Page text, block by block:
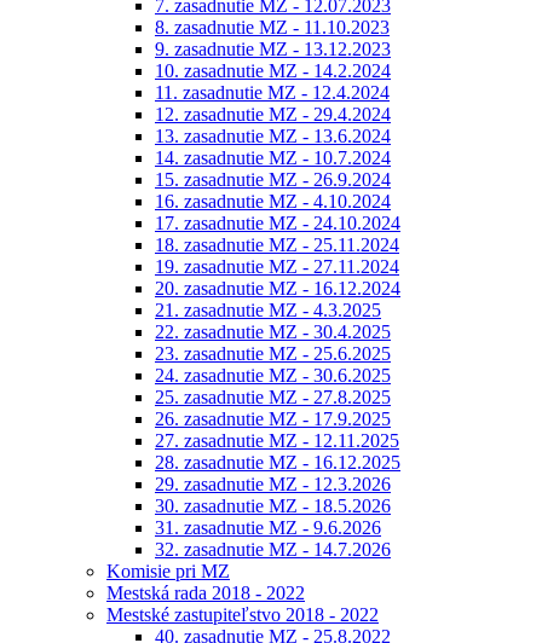
7. zasadnutie MZ - 12.07.2023
8. zasadnutie MZ - 11.10.2023
9. zasadnutie MZ - 13.12.2023
10. zasadnutie MZ - 14.2.2024
11. zasadnutie MZ - 12.4.2024
12. zasadnutie MZ - 29.4.2024
13. zasadnutie MZ - 13.6.2024
14. zasadnutie MZ - 10.7.2024
15. zasadnutie MZ - 26.9.2024
16. zasadnutie MZ - 4.10.2024
17. zasadnutie MZ - 24.10.2024
18. zasadnutie MZ - 25.11.2024
19. zasadnutie MZ - 27.11.2024
20. zasadnutie MZ - 16.12.2024
21. zasadnutie MZ - 4.3.2025
22. zasadnutie MZ - 30.4.2025
23. zasadnutie MZ - 25.6.2025
24. zasadnutie MZ - 30.6.2025
25. zasadnutie MZ - 27.8.2025
26. zasadnutie MZ - 17.9.2025
27. zasadnutie MZ - 12.11.2025
28. zasadnutie MZ - 16.12.2025
29. zasadnutie MZ - 12.3.2026
30. zasadnutie MZ - 18.5.2026
31. zasadnutie MZ - 9.6.2026
32. zasadnutie MZ - 14.7.2026
Komisie pri MZ
Mestská rada 2018 - 2022
Mestské zastupiteľstvo 2018 - 2022
40. zasadnutie MZ - 25.8.2022